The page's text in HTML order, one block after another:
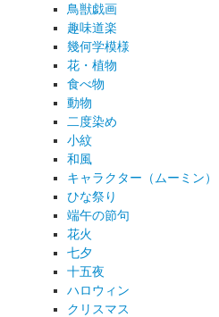
鳥獣戯画
趣味道楽
幾何学模様
花・植物
食べ物
動物
二度染め
小紋
和風
キャラクター（ムーミン）
ひな祭り
端午の節句
花火
七夕
十五夜
ハロウィン
クリスマス